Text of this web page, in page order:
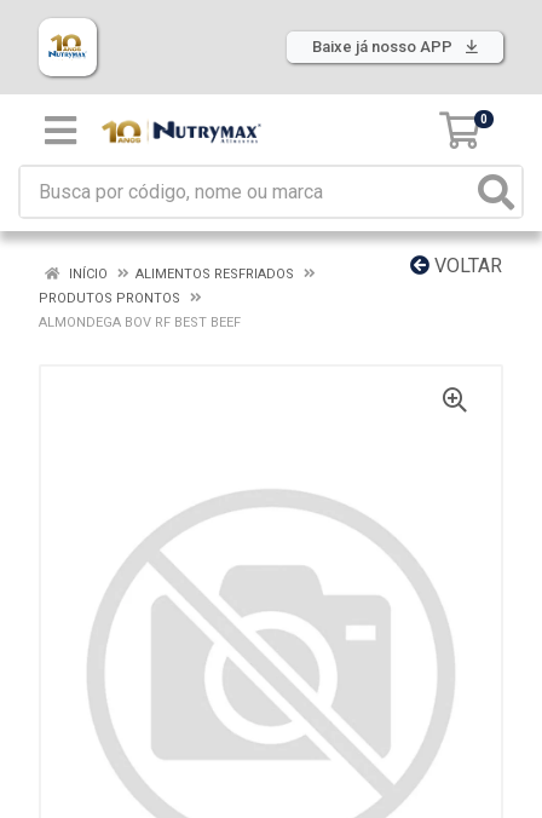
Baixe já nosso APP
0
VOLTAR
INÍCIO
ALIMENTOS RESFRIADOS
PRODUTOS PRONTOS
ALMONDEGA BOV RF BEST BEEF